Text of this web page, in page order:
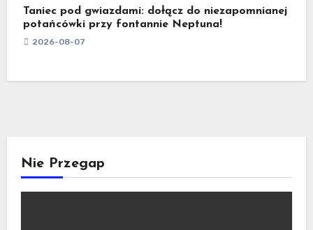
Taniec pod gwiazdami: dołącz do niezapomnianej
potańcówki przy fontannie Neptuna!
2026-08-07
Nie Przegap